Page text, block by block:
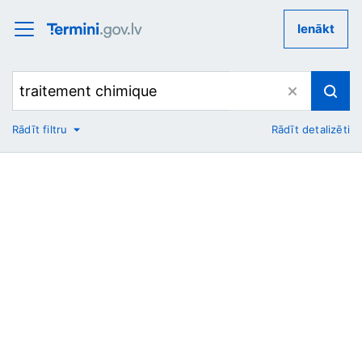
Ienākt
No
Rādīt filtru Rādīt detalizēti